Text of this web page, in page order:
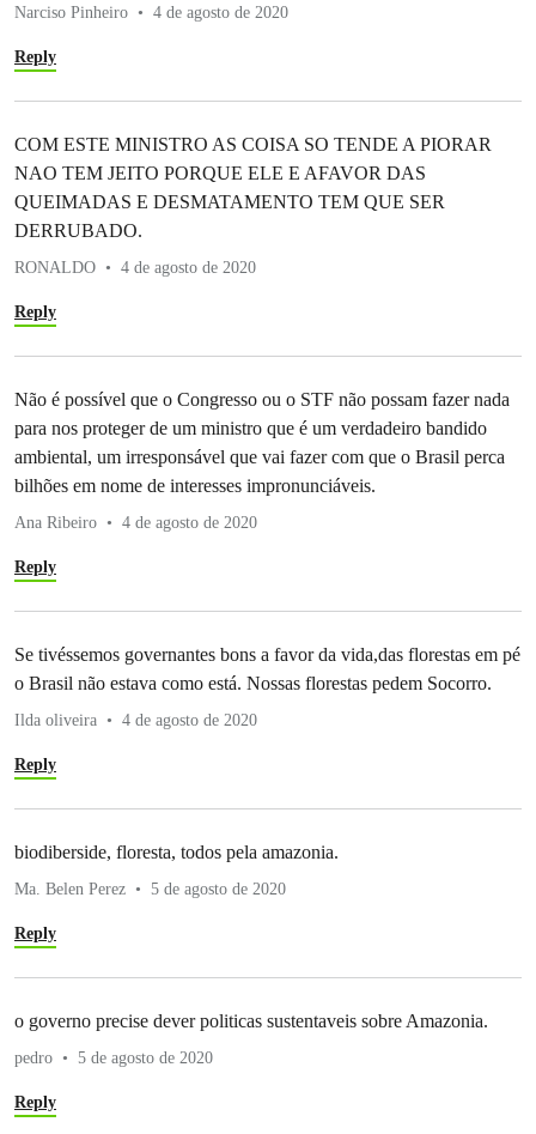
Narciso Pinheiro 4 de agosto de 2020
Reply
COM ESTE MINISTRO AS COISA SO TENDE A PIORAR
NAO TEM JEITO PORQUE ELE E AFAVOR DAS
QUEIMADAS E DESMATAMENTO TEM QUE SER
DERRUBADO.
RONALDO 4 de agosto de 2020
Reply
Não é possível que o Congresso ou o STF não possam fazer nada
para nos proteger de um ministro que é um verdadeiro bandido
ambiental, um irresponsável que vai fazer com que o Brasil perca
bilhões em nome de interesses impronunciáveis.
Ana Ribeiro 4 de agosto de 2020
Reply
Se tivéssemos governantes bons a favor da vida,das florestas em pé
o Brasil não estava como está. Nossas florestas pedem Socorro.
Ilda oliveira 4 de agosto de 2020
Reply
biodiberside, floresta, todos pela amazonia.
Ma. Belen Perez 5 de agosto de 2020
Reply
o governo precise dever politicas sustentaveis sobre Amazonia.
pedro 5 de agosto de 2020
Reply